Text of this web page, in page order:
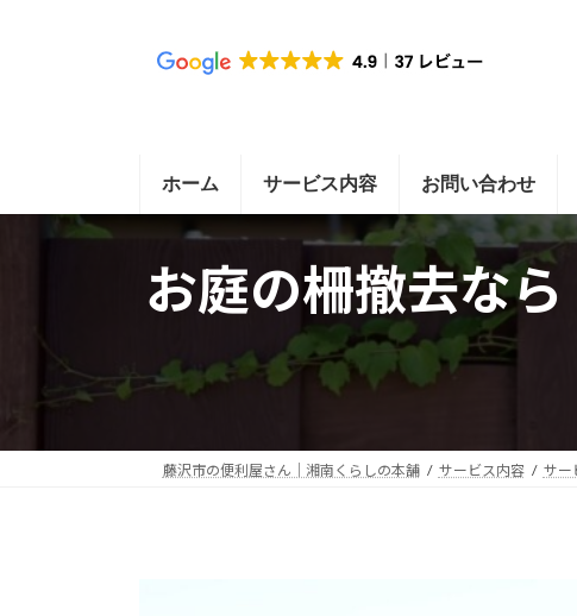
へ
ョ
ホーム サービス内容 お問い合わせ
お庭の柵撤去な
藤沢市の便利屋さん｜湘南くらしの本舗 サービス内容 サー